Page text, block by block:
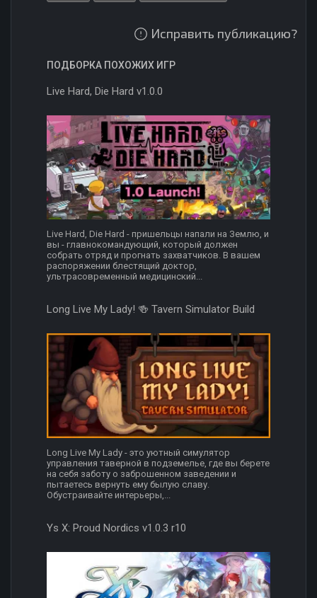
Исправить публикацию?
ПОДБОРКА ПОХОЖИХ ИГР
Live Hard, Die Hard v1.0.0
Live Hard, Die Hard - пришельцы напали на Землю, и
вы - главнокомандующий, который должен
собрать отряд и прогнать захватчиков. В вашем
распоряжении блестящий доктор,
ультрасовременный медицинский...
Long Live My Lady! 🍻 Tavern Simulator Build
Long Live My Lady - это уютный симулятор
управления таверной в подземелье, где вы берете
на себя заботу о заброшенном заведении и
пытаетесь вернуть ему былую славу.
Обустраивайте интерьеры,...
Ys X: Proud Nordics v1.0.3 r10